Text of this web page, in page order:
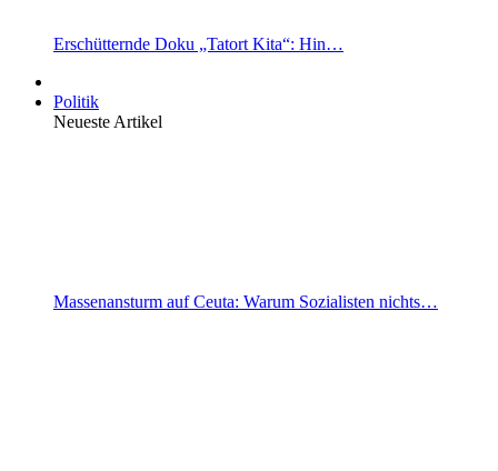
Erschütternde Doku „Tatort Kita“: Hin…
Politik
Neueste Artikel
Massenansturm auf Ceuta: Warum Sozialisten nichts…